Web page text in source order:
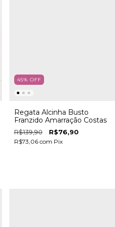
45% OFF
Regata Alcinha Busto
Franzido Amarração Costas
R$139,90 R$76,90
R$73,06 com Pix